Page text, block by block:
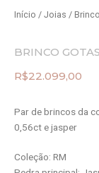
Início / Joias / Brinco
BRINCO
R$22.099,00
Par de brincos da
0,56ct e jasper
Coleção: RM